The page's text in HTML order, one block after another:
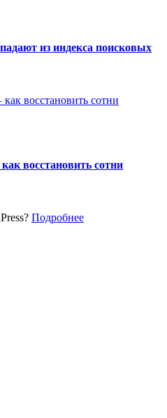
из индекса поисковых
восстановить сотни
Подробнее